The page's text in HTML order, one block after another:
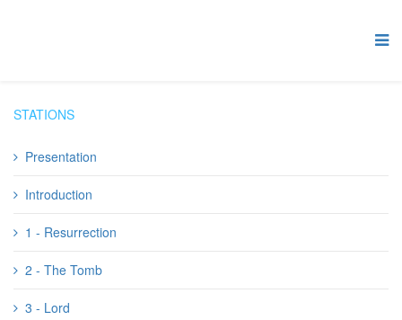
STATIONS
Presentation
Introduction
1 - Resurrection
2 - The Tomb
3 - Lord